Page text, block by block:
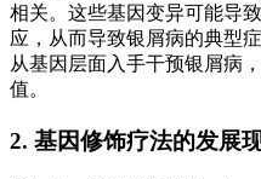
相关。这些基因变异可能导
应，从而导致银屑病的典型
从基因层面入手干预银屑病
值。
2. 基因修饰疗法的发展